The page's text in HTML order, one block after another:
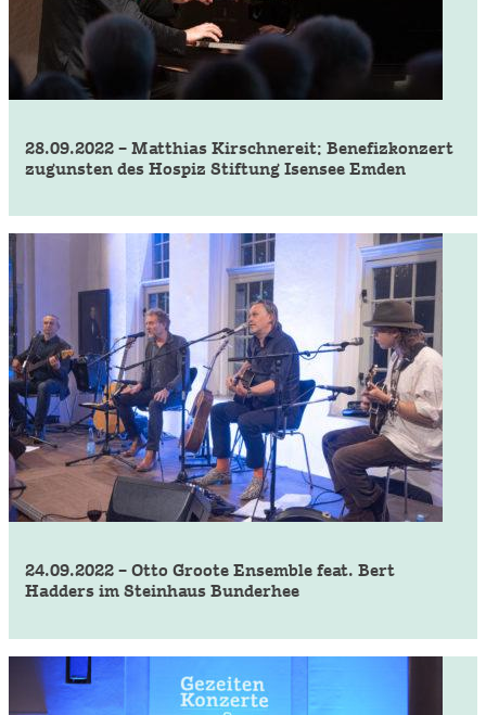
28.09.2022 – Matthias Kirschnereit: Benefizkonzert
zugunsten des Hospiz Stiftung Isensee Emden
24.09.2022 – Otto Groote Ensemble feat. Bert
Hadders im Steinhaus Bunderhee